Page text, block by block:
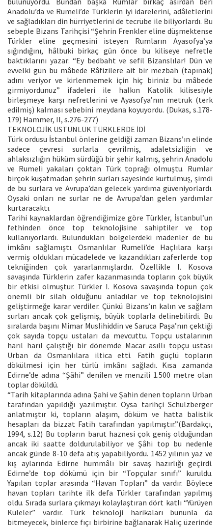
Anadolu’da ve Rumeli’de Türklerin iyi idarelerini, adâletlerini
ve sağladıkları din hürriyetlerini de tecrübe ile biliyorlardı. Bu
sebeple Bizans Tarihçisi “Şehrin Frenkler eline düşmektense
Türkler eline geçmesini isteyen Rumların Ayasofya’ya
sığındığını, hâlbuki birkaç gün önce bu kiliseye nefretle
baktıklarını yazar: “Ey bedbaht ve sefil Bizanslılar! Dün ve
evvelki gün bu mâbede Râfizilere ait bir mezbah (tapınak)
adını veriyor ve kirlenmemek için hiç biriniz bu mâbede
girmiyordunuz” ifadeleri ile halkın Katolik kilisesiyle
birleşmeye karşı nefretlerini ve Ayasofya’nın metruk (terk
edilmiş) kalması sebebini meydana koyuyordu. (Dukas, s.178-
179) Hammer, II, s.276-277)
TEKNOLOJİK ÜSTÜNLÜK TÜRKLERDE İDİ
Türk ordusu İstanbul önlerine geldiği zaman Bizans’ın elinde
sadece çevresi surlarla çevrilmiş, adaletsizliğin ve
ahlaksızlığın hüküm sürdüğü bir şehir kalmış, şehrin Anadolu
ve Rumeli yakaları çoktan Türk toprağı olmuştu. Rumlar
birçok kuşatmadan şehrin surları sayesinde kurtulmuş, şimdi
de bu surlara ve Avrupa’dan gelecek yardıma güveniyorlardı.
Oysaki onları ne surlar ne de Avrupa’dan gelen yardımlar
kurtaracaktı.
Tarihi kaynaklardan öğrendiğimize göre Türkler, İstanbul’un
fethinden önce top teknolojisine sahiptiler ve top
kullanıyorlardı. Bulundukları bölgelerdeki madenler de bu
imkânı sağlamıştı. Osmanlılar Rumeli’de Haçlılara karşı
vermiş oldukları mücadelede ve kazandıkları zaferlerde top
tekniğinden çok yararlanmışlardır. Özellikle I. Kosova
savaşında Türklerin zafer kazanmasında topların çok büyük
bir etkisi olmuştur. Türkler I. Kosova savaşında topun çok
önemli bir silah olduğunu anladılar ve top teknolojisini
geliştirmeğe karar verdiler. Çünkü Bizans’ın kalın ve sağlam
surları ancak çok gelişmiş, büyük toplarla delinebilirdi. Bu
sıralarda başını Mimar Muslihiddin ve Saruca Paşa’nın çektiği
çok sayıda topçu ustaları da mevcuttu. Topçu ustalarının
harıl harıl çalıştığı bir dönemde Macar asıllı topçu ustası
Urban da Osmanlılara iltica etti. Fatih güçlü topların
dökülmesi için her türlü imkânı sağladı. Kısa zamanda
Edirne’de adına “Şâhi” denilen ve menzili 1.500 metre olan
toplar döküldü.
“Tarih kitaplarında adına Şahi ve Şahin denen topların Urban
tarafından yapıldığı yazılmıştır. Oysa tarihçi Schulzberger
anlatmıştır ki, topların alaşım, döküm ve hatta balistik
hesapları da bizzat Fatih tarafından yapılmıştır.”(Bardakçı,
1994, s.12) Bu topların barut haznesi çok geniş olduğundan
ancak iki saatte doldurulabiliyor ve Şâhi top bu nedenle
ancak günde 8-10 defa atış yapabiliyordu. 1452 yılının yaz ve
kış aylarında Edirne hummâlı bir savaş hazırlığı geçirdi.
Edirne’de top dökümü için bir “Topçular sınıfı” kuruldu.
Yapılan toplar arasında “Havan Topları” da vardır. Böylece
havan topları tarihte ilk defa Türkler tarafından yapılmış
oldu. Sırada surlara çıkmayı kolaylaştıran dört katlı “Yürüyen
Kuleler” vardır. Türk teknoloji harikaları bununla da
bitmeyecek, binlerce fıçı birbirine bağlanarak Haliç üzerinde